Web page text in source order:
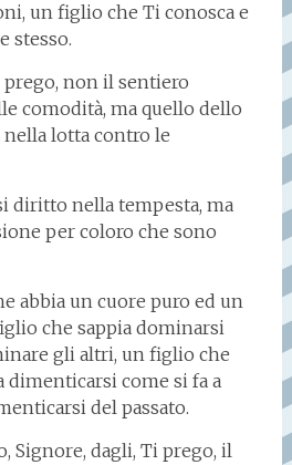
un figlio che Ti conosca e
stesso.
prego, non il sentiero
comodità, ma quello dello
lotta contro le
diritto nella tempesta, ma
per coloro che sono
abbia un cuore puro ed un
che sappia dominarsi
gli altri, un figlio che
dimenticarsi come si fa a
del passato.
Signore, dagli, Ti prego, il